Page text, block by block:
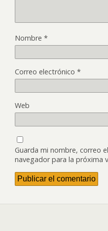
Nombre *
Correo electrónico *
Web
Guarda mi nombre, correo
navegador para la próxima